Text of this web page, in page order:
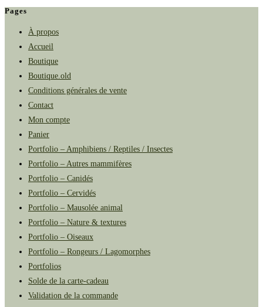
Pages
À propos
Accueil
Boutique
Boutique.old
Conditions générales de vente
Contact
Mon compte
Panier
Portfolio – Amphibiens / Reptiles / Insectes
Portfolio – Autres mammifères
Portfolio – Canidés
Portfolio – Cervidés
Portfolio – Mausolée animal
Portfolio – Nature & textures
Portfolio – Oiseaux
Portfolio – Rongeurs / Lagomorphes
Portfolios
Solde de la carte-cadeau
Validation de la commande